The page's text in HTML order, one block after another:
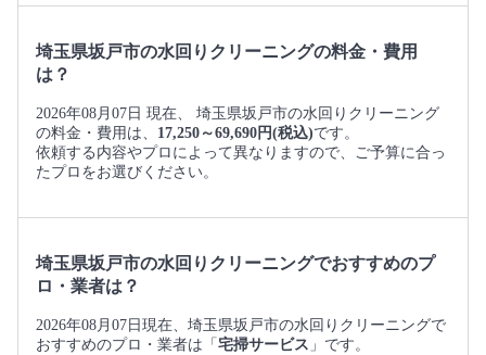
埼玉県坂戸市の水回りクリーニングの料金・費用
は？
2026年08月07日 現在、 埼玉県坂戸市の水回りクリーニング
の料金・費用は、 17,250～69,690円(税込)です。
依頼する内容やプロによって異なりますので、ご予算に合っ
たプロをお選びください。
埼玉県坂戸市の水回りクリーニングでおすすめのプ
ロ・業者は？
2026年08月07日現在、埼玉県坂戸市の水回りクリーニングで
おすすめのプロ・業者は「宅掃サービス 」です。